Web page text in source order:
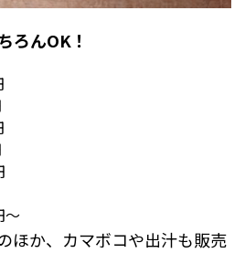
ろんOK！
ほか、カマボコや出汁も販売